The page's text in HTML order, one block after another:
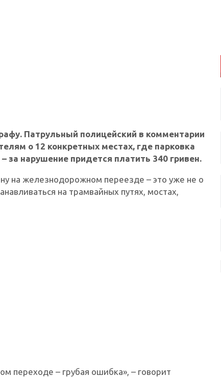
Патрульный полицейский в комментарии
о 12 конкретных местах, где парковка
за нарушение придется платить 340 гривен.
на железнодорожном переезде – это уже не о
на трамвайных путях, мостах,
переходе – грубая ошибка», – говорит